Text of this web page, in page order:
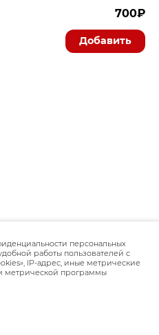
700₽
Добавить
персональных
работы пользователей с
IP-адрес, иные метрические
метрической программы